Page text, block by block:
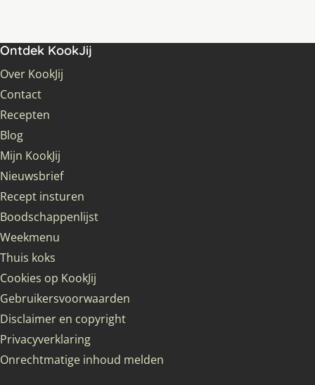
Ontdek KookJij
Over KookJij
Contact
Recepten
Blog
Mijn KookJij
Nieuwsbrief
Recept insturen
Boodschappenlijst
Weekmenu
Thuis koks
Cookies op KookJij
Gebruikersvoorwaarden
Disclaimer en copyright
Privacyverklaring
Onrechtmatige inhoud melden